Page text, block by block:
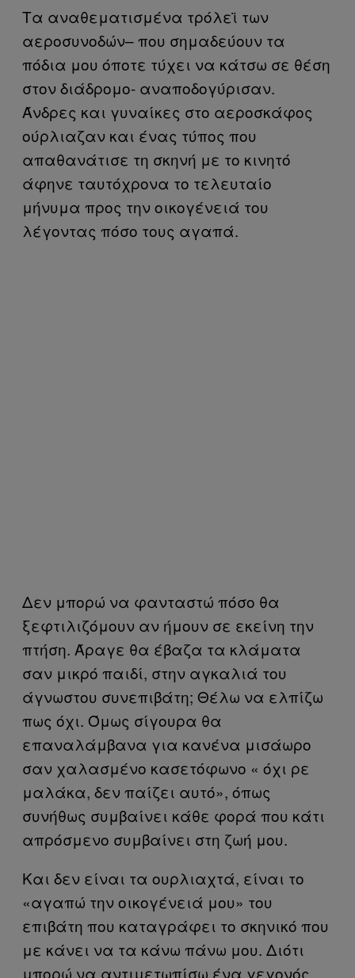
Τα αναθεματισμένα τρόλεϊ των
αεροσυνοδών– που σημαδεύουν τα
πόδια μου όποτε τύχει να κάτσω σε θέση
στον διάδρομο- αναποδογύρισαν.
Άνδρες και γυναίκες στο αεροσκάφος
ούρλιαζαν και ένας τύπος που
απαθανάτισε τη σκηνή με το κινητό
άφηνε ταυτόχρονα το τελευταίο
μήνυμα προς την οικογένειά του
λέγοντας πόσο τους αγαπά.
Δεν μπορώ να φανταστώ πόσο θα
ξεφτιλιζόμουν αν ήμουν σε εκείνη την
πτήση. Άραγε θα έβαζα τα κλάματα
σαν μικρό παιδί, στην αγκαλιά του
άγνωστου συνεπιβάτη; Θέλω να ελπίζω
πως όχι. Όμως σίγουρα θα
επαναλάμβανα για κανένα μισάωρο
σαν χαλασμένο κασετόφωνο « όχι ρε
μαλάκα, δεν παίζει αυτό», όπως
συνήθως συμβαίνει κάθε φορά που κάτι
απρόσμενο συμβαίνει στη ζωή μου.
Και δεν είναι τα ουρλιαχτά, είναι το
«αγαπώ την οικογένειά μου» του
επιβάτη που καταγράφει το σκηνικό που
με κάνει να τα κάνω πάνω μου. Διότι
μπορώ να αντιμετωπίσω ένα γεγονός.